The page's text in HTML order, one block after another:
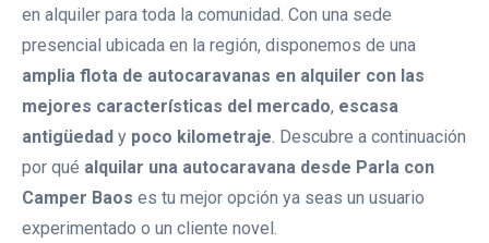
De 4 Plazas Compacta
AUTOMATICA Alquiler
Autocaravana De 4/5 Plazas
Con Cama Isla
AUTOMATICA Autocaravana De
en alquiler para toda la comunidad. Con una sede
presencial ubicada en la región, disponemos de una
amplia flota de autocaravanas en alquiler con las
mejores características del mercado, escasa
antigüedad y poco kilometraje. Descubre a continuación
por qué alquilar una autocaravana desde Parla con
Camper Baos es tu mejor opción ya seas un usuario
experimentado o un cliente novel.